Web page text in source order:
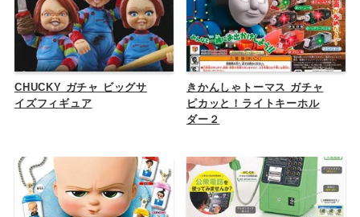
CHUCKY ガチャ ビッグサ
イズフィギュア
きかんしゃトーマス ガチャ
ピカッと！ライトキーホル
ダー２